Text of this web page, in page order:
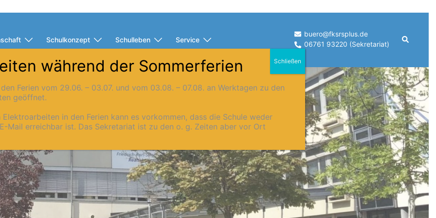
Schulkonzept Schulleben Service
buero@fksrsplus.de
06761 93220 (Sekretariat)
Suche
während der Sommerferien
Ferien vom 29.06. – 03.07. und vom 03.08. – 07.08. an Werktagen zu den
geöffnet.
in den Ferien kann es vorkommen, dass die Schule weder
Mail erreichbar ist. Das Sekretariat ist zu den o. g. Zeiten aber vor Ort
Schließen